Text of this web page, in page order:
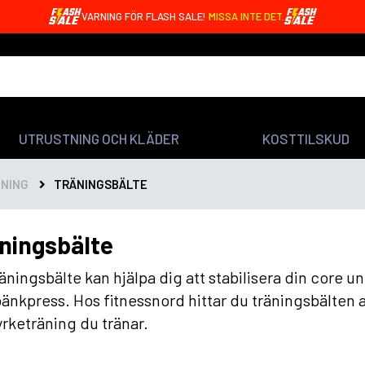
VARNING FÖR FLASH SALE! MISSA INTE DET.
UTRUSTNING OCH KLÄDER KOSTTILSKUD
TRÄNINGSBÄLTE
kan hjälpa dig att stabilisera din core
Hos fitnessnord hittar du träningsbälten
du tränar.